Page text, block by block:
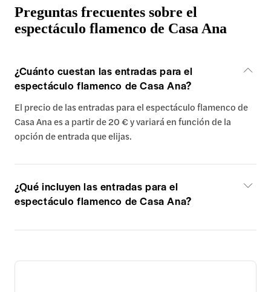
Preguntas frecuentes sobre el
espectáculo flamenco de Casa Ana
¿Cuánto cuestan las entradas para el
espectáculo flamenco de Casa Ana?
El precio de las entradas para el espectáculo flamenco de
Casa Ana es a partir de 20 € y variará en función de la
opción de entrada que elijas.
¿Qué incluyen las entradas para el
espectáculo flamenco de Casa Ana?